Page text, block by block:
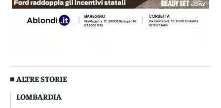
■ ALTRE STORIE
LOMBARDIA